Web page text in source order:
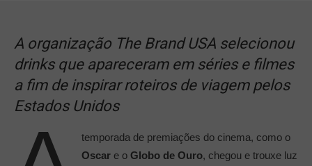
A organização The Brand USA selecionou
drinks que apareceram em séries e filmes
a fim de inspirar roteiros de viagem pelos
Estados Unidos
temporada de premiações do cinema, como o
Oscare o Globo de Ouro, chegou e trouxe luz